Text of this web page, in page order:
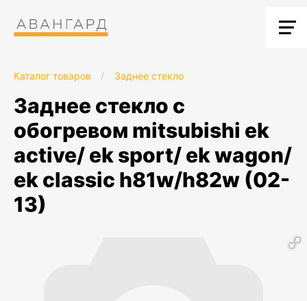
Каталог товаров / Заднее стекло
заднее стекло с
обогревом mitsubishi ek
active/ ek sport/ ek wagon/
ek classic h81w/h82w (02-
13)